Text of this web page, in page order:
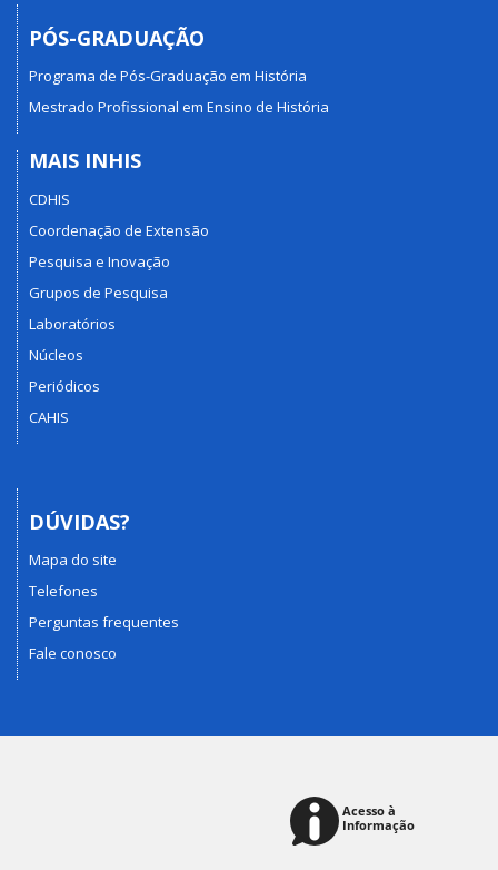
PÓS-GRADUAÇÃO
Programa de Pós-Graduação em História
Mestrado Profissional em Ensino de História
MAIS INHIS
CDHIS
Coordenação de Extensão
Pesquisa e Inovação
Grupos de Pesquisa
Laboratórios
Núcleos
Periódicos
CAHIS
DÚVIDAS?
Mapa do site
Telefones
Perguntas frequentes
Fale conosco